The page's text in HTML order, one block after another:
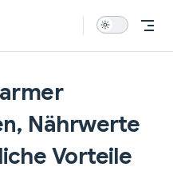
Nährwerte
Vorteile